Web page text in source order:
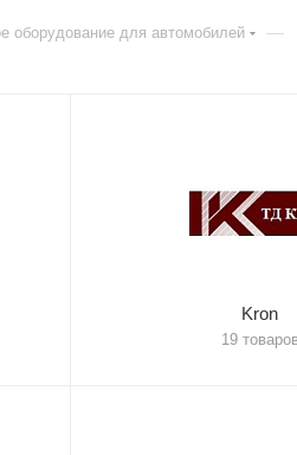
оборудование для автомобилей —
Kron
19 товаров